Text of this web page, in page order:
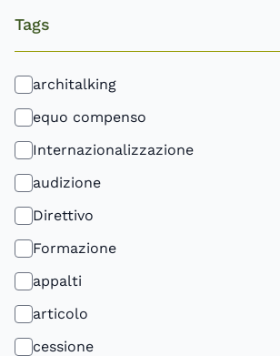
Tags
architalking
equo compenso
Internazionalizzazione
audizione
Direttivo
Formazione
appalti
articolo
cessione